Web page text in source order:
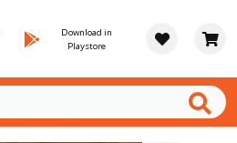
Download in
Playstore